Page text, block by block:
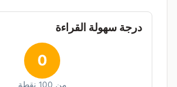
درجة سهولة القراءة
0
من 100 نقطة